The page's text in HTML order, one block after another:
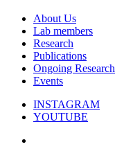
About Us
Lab members
Research
Publications
Ongoing Research
Events
INSTAGRAM
YOUTUBE